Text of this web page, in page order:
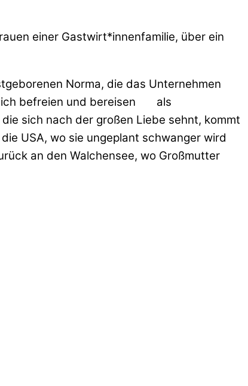
einer Gastwirt*innenfamilie, über ein
Norma, die das Unternehmen
sich befreien und bereisen als
sich nach der großen Liebe sehnt, kommt
USA, wo sie ungeplant schwanger wird
an den Walchensee, wo Großmutter